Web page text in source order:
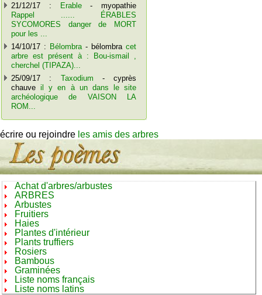
21/12/17 : Erable- myopathie
Rappel ...... ÉRABLES
SYCOMORES danger de MORT
pour les ...
14/10/17 : Bélombra- bélombracet
arbre est présent à : Bou-ismail ,
cherchel (TIPAZA)...
25/09/17 : Taxodium - cyprès
chauve il y en à un dans le site
archéologique de VAISON LA
ROM...
écrire ou rejoindre les amis des arbres
Achat d'arbres/arbustes
ARBRES
Arbustes
Fruitiers
Haies
Plantes d'intérieur
Plants truffiers
Rosiers
Bambous
Graminées
Liste noms français
Liste noms latins